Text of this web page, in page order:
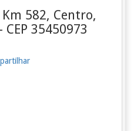
Km 582, Centro,
35450973